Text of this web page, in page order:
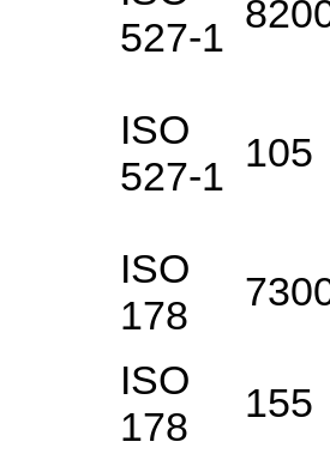
527-1
ISO
527-1
105
ISO
178
ISO
178
155